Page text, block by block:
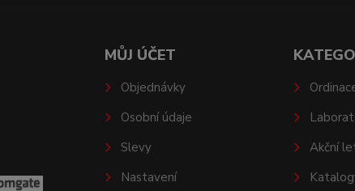
MŮJ ÚČET
Objednávky
Osobní údaje
Slevy
Nastavení
Akční